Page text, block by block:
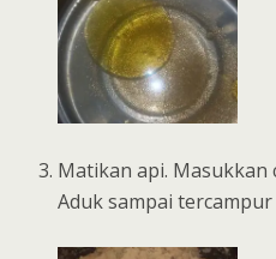
Matikan api. Masukkan
Aduk sampai